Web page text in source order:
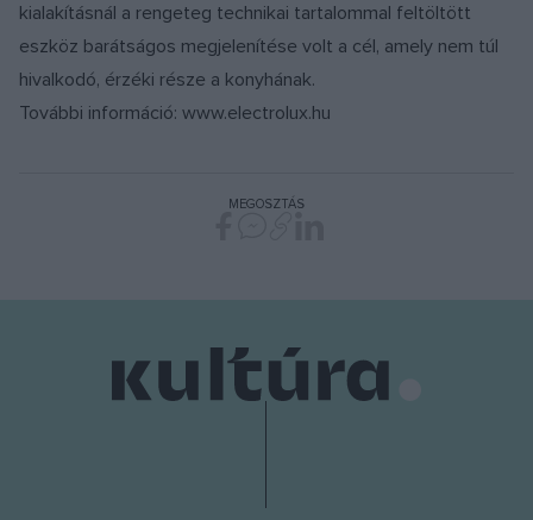
kialakításnál a rengeteg technikai tartalommal feltöltött
eszköz barátságos megjelenítése volt a cél, amely nem túl
hivalkodó, érzéki része a konyhának.
További információ: www.electrolux.hu
MEGOSZTÁS